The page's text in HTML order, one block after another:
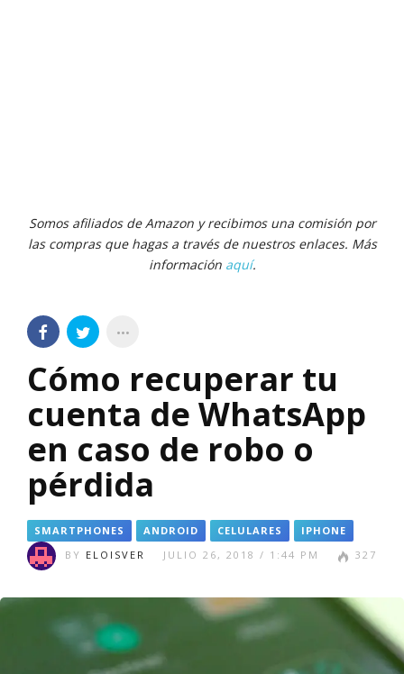
Somos afiliados de Amazon y recibimos una comisión por
las compras que hagas a través de nuestros enlaces. Más
información aquí.
Cómo recuperar tu
cuenta de WhatsApp
en caso de robo o
pérdida
SMARTPHONES ANDROID CELULARES
IPHONE
BY ELOISVER JULIO 26, 2018 / 1:44 PM 327